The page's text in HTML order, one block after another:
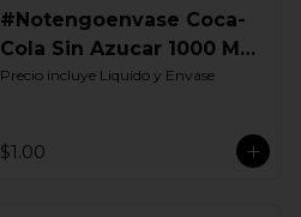
#Notengoenvase Coca-
Cola Sin Azucar 1000 ML.
Retornable
Precio incluye Liquido y Envase
$1.00